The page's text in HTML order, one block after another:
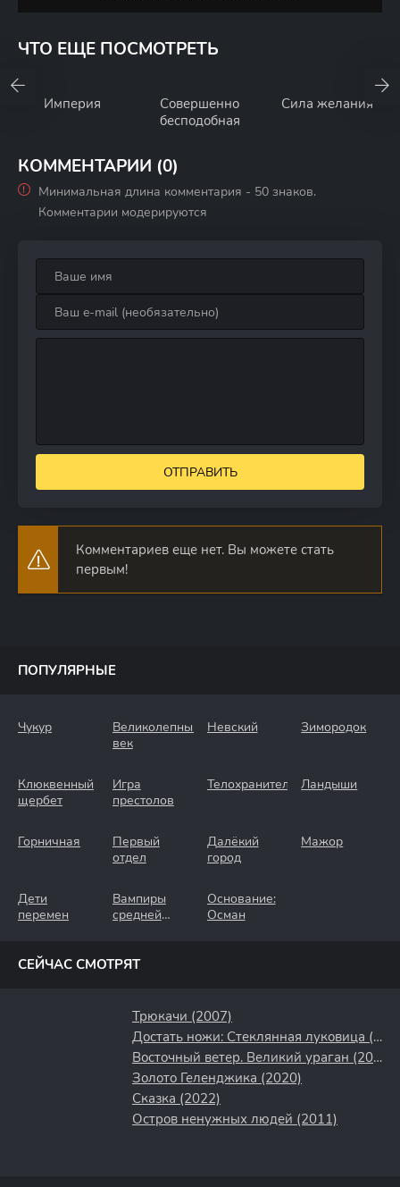
ЧТО ЕЩЕ ПОСМОТРЕТЬ
Империя
Совершенно
бесподобная
Сила желания
КОММЕНТАРИИ (0)
Минимальная длина комментария - 50 знаков.
Комментарии модерируются
ОТПРАВИТЬ
Комментариев еще нет. Вы можете стать
первым!
ПОПУЛЯРНЫЕ
Чукур
Великолепный
век
Невский Зимородок
Клюквенный
щербет
Игра
престолов
Телохранители Ландыши
Горничная
Первый
отдел
Далёкий
город
Мажор
Дети
перемен
Вампиры
средней
Основание:
Осман
СЕЙЧАС СМОТРЯТ
Трюкачи (2007)
Достать ножи: Стеклянная луковица (2022)
Восточный ветер. Великий ураган (2021)
Золото Геленджика (2020)
Сказка (2022)
Остров ненужных людей (2011)